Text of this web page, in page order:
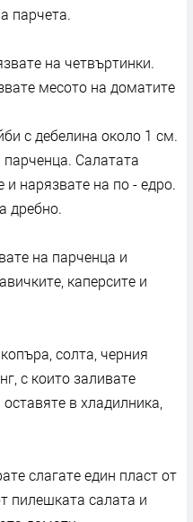
парчета.
на четвъртинки.
месото на доматите
с дебелина около 1 см.
Салатата
и нарязвате на по - едро.
дребно.
на парченца и
каперсите и
солта, черния
с които заливате
в хладилника,
слагате един пласт от
пилешката салата и